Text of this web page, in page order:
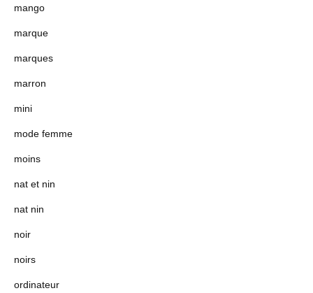
mango
marque
marques
marron
mini
mode femme
moins
nat et nin
nat nin
noir
noirs
ordinateur